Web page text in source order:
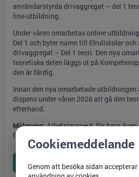
användarstyrda drivaggregat – del 1
line-utbildning.
Under våren omarbetas online
Del 1 och byter namn till Elrullstolar
drivaggregat – Del 1 teori. Den nya
teoretiska delen läggs ut på
den är färdig.
Innan den nya omarbetade utbildningen
dispens under våren 2026 att gå den
efterhand.
Målgrupp:Arbetsterapeut, för barn även
fysioterapeut/sjukgymnast
Cookiemeddelande
Genom att besöka sidan